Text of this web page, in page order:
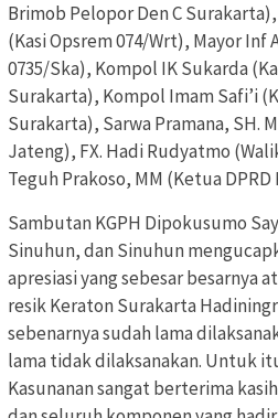
Brimob Pelopor Den C
(Kasi Opsrem 074/Wrt), Mayor Inf
0735/Ska), Kompol IK Sukarda
Surakarta), Kompol Imam Safi’i
Surakarta), Sarwa Pramana, SH.
Jateng), FX. Hadi Rudyatmo
Teguh Prakoso, MM (Ketua
Sambutan KGPH Dipokusumo
Sinuhun, dan Sinuhun
apresiasi yang sebesar besarnya
resik Keraton Surakarta
sebenarnya sudah lama
lama tidak dilaksanakan. Untuk
Kasunanan sangat berterima